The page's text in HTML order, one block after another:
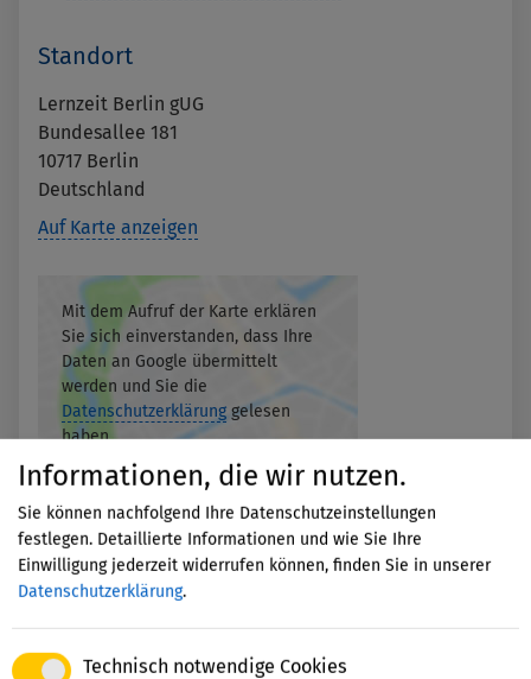
Informationen, die wir nutzen.
Sie können nachfolgend Ihre Datenschutzeinstellungen
festlegen. Detaillierte Informationen und wie Sie Ihre
Einwilligung jederzeit widerrufen können, finden Sie in unserer
Datenschutzerklärung.
Technisch notwendige Cookies
Standort
Lernzeit Berlin gUG
Bundesallee 181
10717 Berlin
Deutschland
Auf Karte anzeigen
Mit dem Aufruf der Karte erklären
Sie sich einverstanden, dass Ihre
Daten an Google übermittelt
werden und Sie die
Datenschutzerklärung gelesen
haben.
Akzeptieren